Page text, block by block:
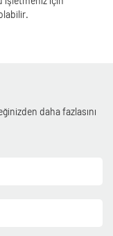
daha fazlasını